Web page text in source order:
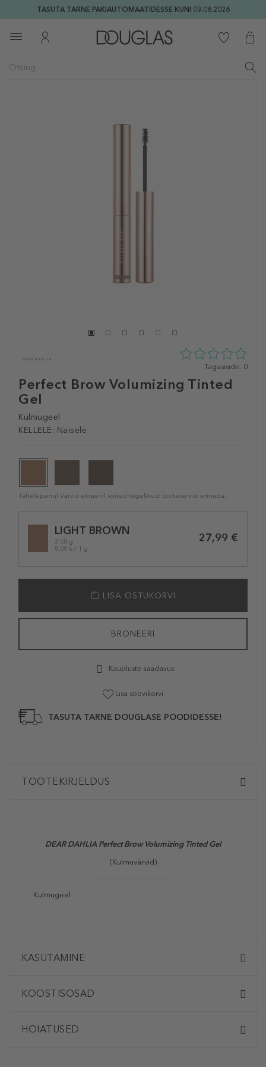
TASUTA TARNE PAKIAUTOMAATIDESSE KUNI 09.08.2026
Perfect Brow Volumizing Tinted
Gel
Kulmugeel
KELLELE: Naisele
0
5st
Tagasiside: 0
Tähelepanu! Värvid ekraanil võivad tegelikust tootevärvist erineda.
variationLIGHT BROWN
3.50 g
8,00 € / 1 g
27,99 €
LISA OSTUKORVI
BRONEERI
Kaupluste saadavus
Lisa soovikorvi
TASUTA TARNE DOUGLASE POODIDESSE!
TOOTEKIRJELDUS
DEAR DAHLIA Perfect Brow Volumizing Tinted Gel
(Kulmuvärvid)
Kulmugeel
KASUTAMINE
KOOSTISOSAD
HOIATUSED